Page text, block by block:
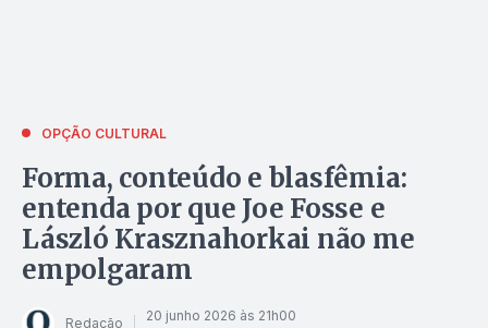
OPÇÃO CULTURAL
Forma, conteúdo e blasfêmia:
entenda por que Joe Fosse e
László Krasznahorkai não me
empolgaram
Redação 20 junho 2026 às 21h00